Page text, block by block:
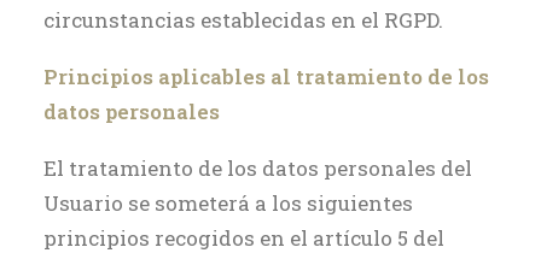
circunstancias establecidas en el RGPD.
Principios aplicables al tratamiento de los
datos personales
El tratamiento de los datos personales del
Usuario se someterá a los siguientes
principios recogidos en el artículo 5 del